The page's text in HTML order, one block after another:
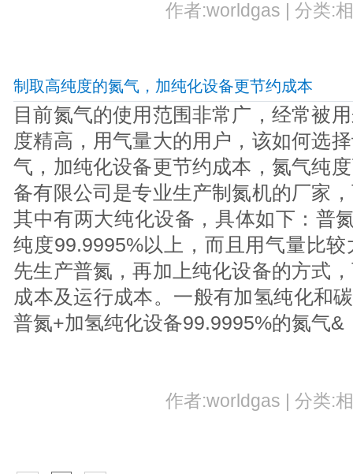
作者:worldgas | 分类:
制取高纯度的氮气，加纯化设备更节约成本
目前氮气的使用范围非常广，经常被
度精高，用气量大的用户，该如何选
气，加纯化设备更节约成本，氮气纯
备有限公司是专业生产制氮机的厂家
其中有两大纯化设备，具体如下：普
纯度99.9995%以上，而且用气量比
先生产普氮，再加上纯化设备的方式
成本及运行成本。一般有加氢纯化和
普氮+加氢纯化设备99.9995%的氮气&
作者:worldgas | 分类: